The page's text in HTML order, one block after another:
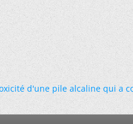
d'une pile alcaline qui a